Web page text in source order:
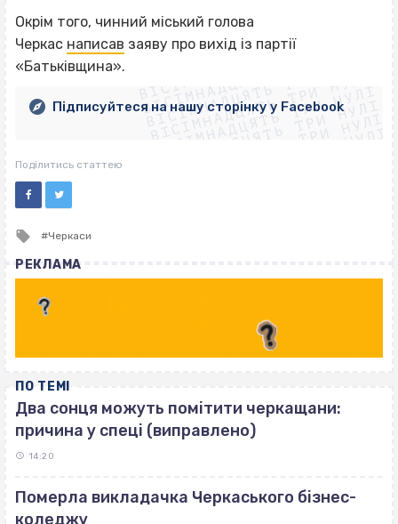
Окрім того, чинний міський голова
Черкас написав заяву про вихід із партії
«Батьківщина».
ВІСІМНАДЦЯТЬ ТРИ НУЛІ
ВІСІМНАДЦЯТЬ ТРИ НУЛІ
ВІСІМНАДЦЯТЬ ТРИ НУЛІ
ВІСІМНАДЦЯТЬ ТРИ НУЛІ
ВІСІМНАДЦЯТЬ ТРИ НУЛІ
ВІСІМНАДЦЯТЬ ТРИ НУЛІ
ВІСІМНАДЦЯТЬ ТРИ НУЛІ
ВІСІМНАДЦЯТЬ ТРИ НУЛІ
Підписуйтеся на нашу сторінку у Facebook
Поділитись статтею
Tagged
Черкаси
РЕКЛАМА
ПО ТЕМІ
Два сонця можуть помітити черкащани:
причина у спеці (виправлено)
14:20
Померла викладачка Черкаського бізнес-
коледжу